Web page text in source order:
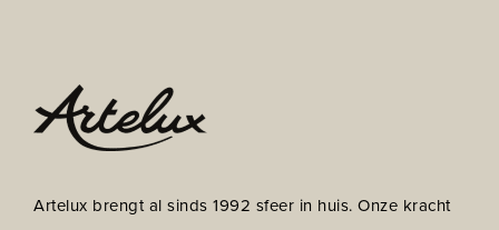
Artelux brengt al sinds 1992 sfeer in huis. Onze kracht